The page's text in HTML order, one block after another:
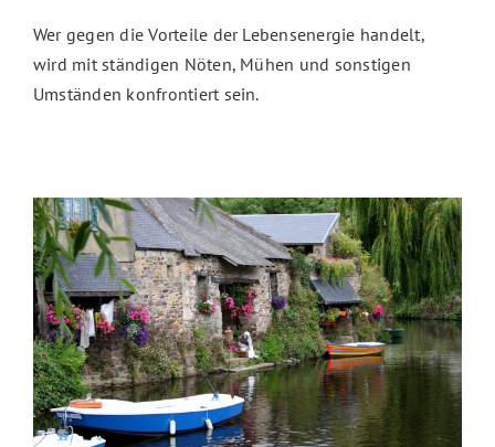
Wer gegen die Vorteile der Lebensenergie handelt,
wird mit ständigen Nöten, Mühen und sonstigen
Umständen konfrontiert sein.